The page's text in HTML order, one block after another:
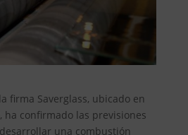
firma Saverglass, ubicado en
ha confirmado las previsiones
una combustión